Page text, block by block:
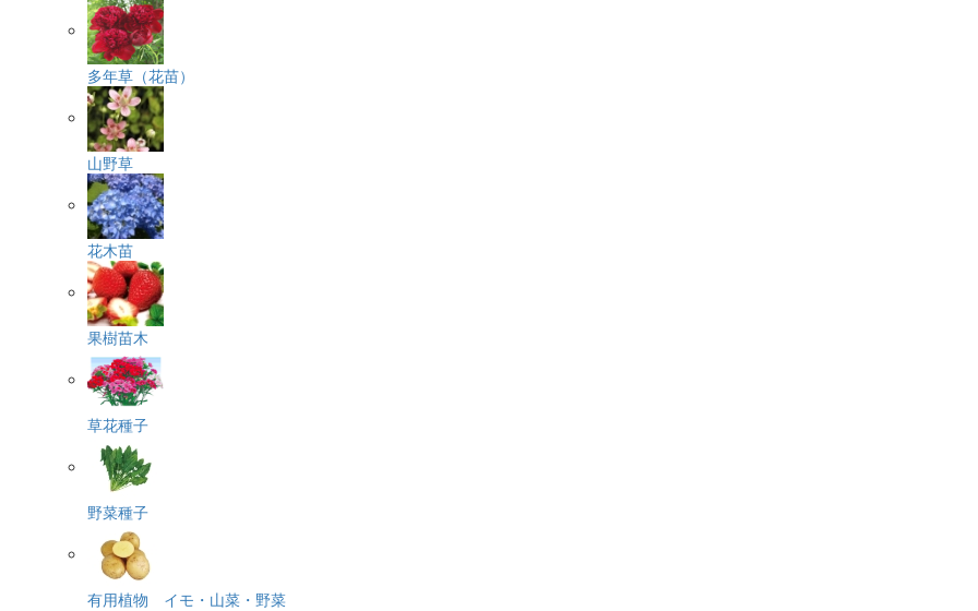
多年草（花苗）
山野草
花木苗
果樹苗木
草花種子
野菜種子
有用植物 イモ・山菜・野菜